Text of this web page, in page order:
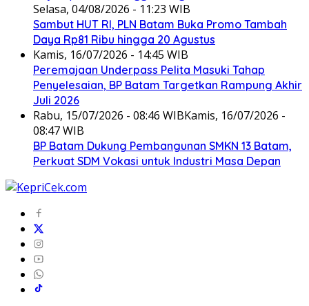
Selasa, 04/08/2026 - 11:23 WIB
Sambut HUT RI, PLN Batam Buka Promo Tambah
Daya Rp81 Ribu hingga 20 Agustus
Kamis, 16/07/2026 - 14:45 WIB
Peremajaan Underpass Pelita Masuki Tahap
Penyelesaian, BP Batam Targetkan Rampung Akhir
Juli 2026
Rabu, 15/07/2026 - 08:46 WIBKamis, 16/07/2026 -
08:47 WIB
BP Batam Dukung Pembangunan SMKN 13 Batam,
Perkuat SDM Vokasi untuk Industri Masa Depan